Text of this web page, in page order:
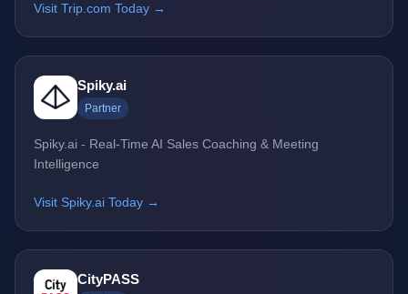
Visit Trip.com Today →
Spiky.ai
Partner
Spiky.ai - Real-Time AI Sales Coaching & Meeting
Intelligence
Visit Spiky.ai Today →
CityPASS